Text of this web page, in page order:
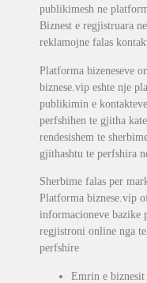
publikimesh ne
Biznest e regjistruara
reklamojne falas
Platforma bizeneseve
biznese.vip eshte nje
publikimin e
perfshihen te gjitha
rendesishem te
gjithashtu te perfshira
Sherbime falas per
Platforma biznese.vip
informacioneve bazike
regjistroni online nga
perfshire
Emrin e biznesit